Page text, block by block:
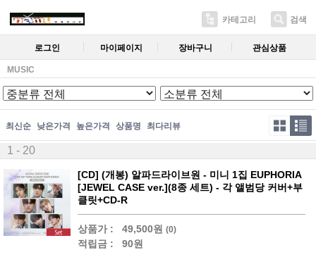
카테고리 검색
로그인 마이페이지 장바구니 관심상품
MUSIC
최신순 낮은가격 높은가격 상품명 최다리뷰
1 - 20
[CD] (개봉) 알파드라이브원 - 미니 1집 EUPHORIA
[JEWEL CASE ver.](8종 세트) - 각 앨범당 커버+부
클릿+CD-R
상품가 : 49,500원 (0)
적립금 : 90원